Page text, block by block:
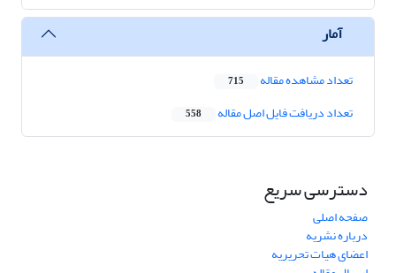
آمار
تعداد مشاهده مقاله 715
تعداد دریافت فایل اصل مقاله 558
دسترسی سریع
صفحه اصلی
درباره نشریه
اعضای هیات تحریریه